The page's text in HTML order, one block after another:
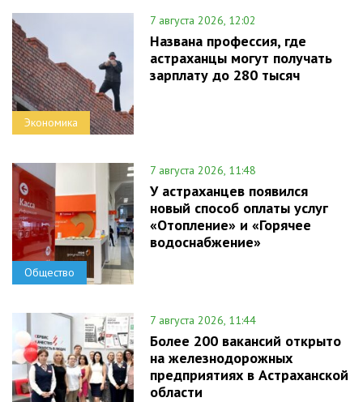
Экономика
7 августа 2026, 12:02
Названа профессия, где
астраханцы могут получать
зарплату до 280 тысяч
Общество
7 августа 2026, 11:48
У астраханцев появился
новый способ оплаты услуг
«Отопление» и «Горячее
водоснабжение»
7 августа 2026, 11:44
Более 200 вакансий открыто
на железнодорожных
предприятиях в Астраханской
области